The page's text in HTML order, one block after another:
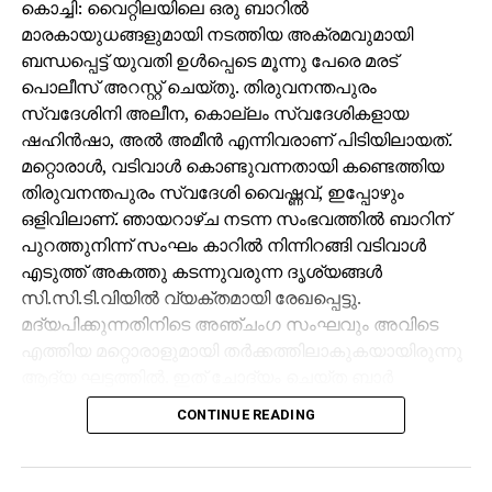
എന്തെല്ലാം അവകാശങ്ങളാണ് വകവെച്ചു
നല്‍കുന്നത്? കിതാബ് കയ്യില്‍ കൊടുക്കുന്നു. നന്മയും
തിന്മയും വേര്‍തിരിച്ച് തൂക്കുന്നു. അവയവങ്ങളെക്കൊണ്ട്
സംസാരിപ്പിക്കുന്നു. മനുഷ്യനെ തന്നെ എല്ലാം
ബോധ്യപ്പെടുത്തിയ ശേഷമാണ് നരകത്തിലോ
സ്വര്‍ഗത്തിലോ പ്രവേശിപ്പിക്കുന്നത്.
ഇതൊന്നുമില്ലാതെ നേരെ നരകത്തിലേക്ക്
വലിച്ചെറിയുകയോ സ്വര്‍ഗത്തില്‍
പ്രവേശിപ്പിക്കുകയോ ചെയ്യാന്‍ അല്ലാഹുവിന്
സാധിക്കില്ലേ? എന്നാല്‍ അങ്ങനെയല്ല; അല്ലാഹു
നീതിമാനാണ്. മനുഷ്യരോടും നീതി പിന്തുടരാനാണ്
അല്ലാഹു കല്‍പ്പിക്കുന്നത്.
ഭീകരസംഘടനകളുടെ മറ്റൊരു വാദം പ്രതികാരം
ചെയ്യണ്ടേ എന്നാണ്. നീതിനിര്‍വഹണത്തിന് ഏത്
പിന്തുടരേണ്ടത്. പീഡിപ്പിച്ചവരോടും മര്‍ദ്ദിച്ചവരോടും
കൊച്ചി: വൈറ്റിലയിലെ ഒരു ബാറില്‍
മാരകായുധങ്ങളുമായി നടത്തിയ അക്രമവുമായി
ബന്ധപ്പെട്ട് യുവതി ഉള്‍പ്പെടെ മൂന്നു പേരെ മരട്
പൊലീസ് അറസ്റ്റ് ചെയ്തു. തിരുവനന്തപുരം
സ്വദേശിനി അലീന, കൊല്ലം സ്വദേശികളായ
ഷഹിന്‍ഷാ, അല്‍ അമീന്‍ എന്നിവരാണ് പിടിയിലായത്.
മറ്റൊരാള്‍, വടിവാള്‍ കൊണ്ടുവന്നതായി കണ്ടെത്തിയ
തിരുവനന്തപുരം സ്വദേശി വൈഷ്ണവ്, ഇപ്പോഴും
ഒളിവിലാണ്. ഞായറാഴ്ച നടന്ന സംഭവത്തില്‍ ബാറിന്
പുറത്തുനിന്ന് സംഘം കാറില്‍ നിന്നിറങ്ങി വടിവാള്‍
എടുത്ത് അകത്തു കടന്നുവരുന്ന ദൃശ്യങ്ങള്‍
സി.സി.ടി.വിയില്‍ വ്യക്തമായി രേഖപ്പെട്ടു.
മദ്യപിക്കുന്നതിനിടെ അഞ്ചംഗ സംഘവും അവിടെ
ജീവനക്കാരുമായി സംഘര്‍ഷം ശക്തമായി. പ്രതികളുടെ
സംഘം ആദ്യം ബാറില്‍ നിന്ന് പുറത്തുപോയെങ്കിലും,
CONTINUE READING